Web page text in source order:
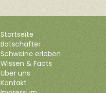
Startseite
Botschafter
Schweine erleben
Wissen & Facts
Über uns
Kontakt